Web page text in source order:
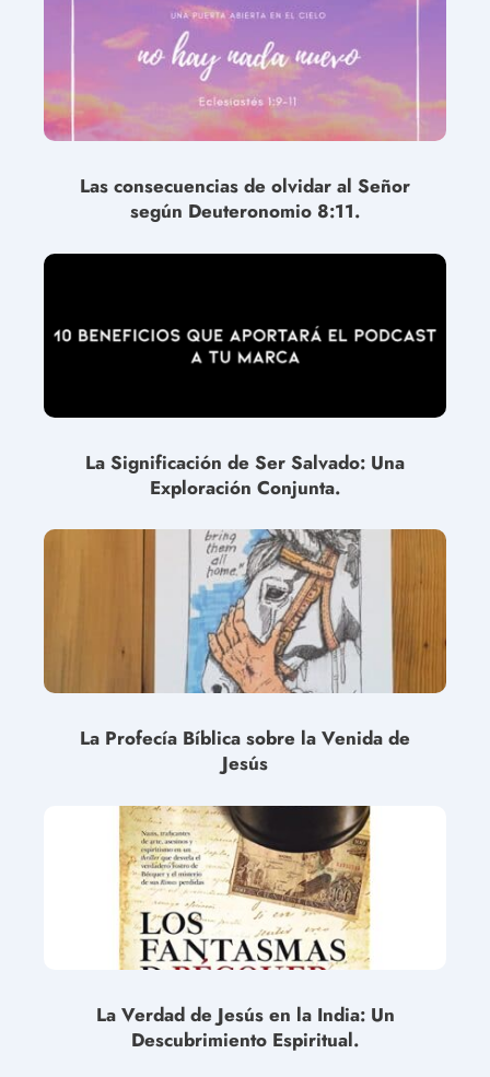
Las consecuencias de olvidar al Señor
según Deuteronomio 8:11.
La Significación de Ser Salvado: Una
Exploración Conjunta.
La Profecía Bíblica sobre la Venida de
Jesús
La Verdad de Jesús en la India: Un
Descubrimiento Espiritual.